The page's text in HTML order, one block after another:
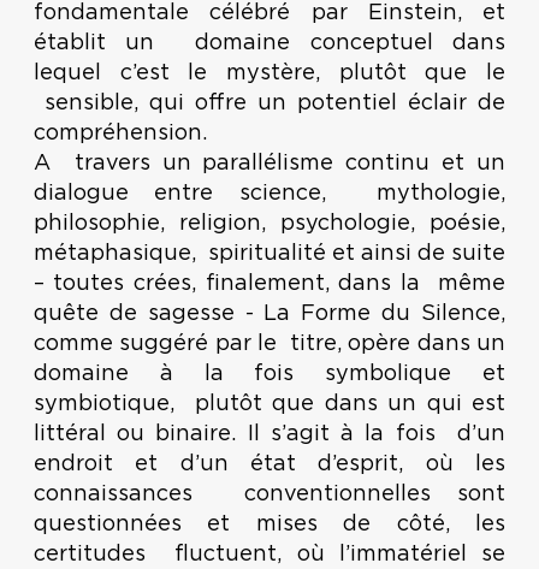
fondamentale célébré par Einstein, et
établit un domaine conceptuel dans
lequel c’est le mystère, plutôt que le
sensible, qui offre un potentiel éclair de
compréhension.
A travers un parallélisme continu et un
dialogue entre science, mythologie,
philosophie, religion, psychologie, poésie,
métaphasique, spiritualité et ainsi de suite
– toutes crées, finalement, dans la même
quête de sagesse - La Forme du Silence,
comme suggéré par le titre, opère dans un
domaine à la fois symbolique et
symbiotique, plutôt que dans un qui est
littéral ou binaire. Il s’agit à la fois d’un
endroit et d’un état d’esprit, où les
connaissances conventionnelles sont
questionnées et mises de côté, les
certitudes fluctuent, où l’immatériel se